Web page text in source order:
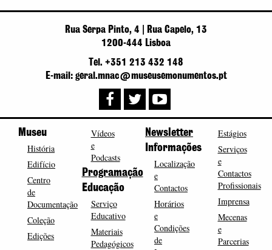
Rua Serpa Pinto, 4 | Rua Capelo, 13
1200-444 Lisboa
Tel. +351 213 432 148
E-mail: geral.mnac@museusemonumentos.pt
Museu
História
Edifício
Centro
de
Documentação
Coleção
Edições
Vídeos
e
Podcasts
Programação
Educação
Serviço
Educativo
Materiais
Pedagógicos
Newsletter
Informações
Localização
e
Contactos
Horários
e
Condições
de
Estágios
Serviços
e
Contactos
Profissionais
Imprensa
Mecenas
e
Parcerias